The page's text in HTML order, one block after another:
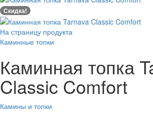
Скидка!
На страницу продукта
Каминные топки
Каминная топка
Classic Comfort
Камины и топки